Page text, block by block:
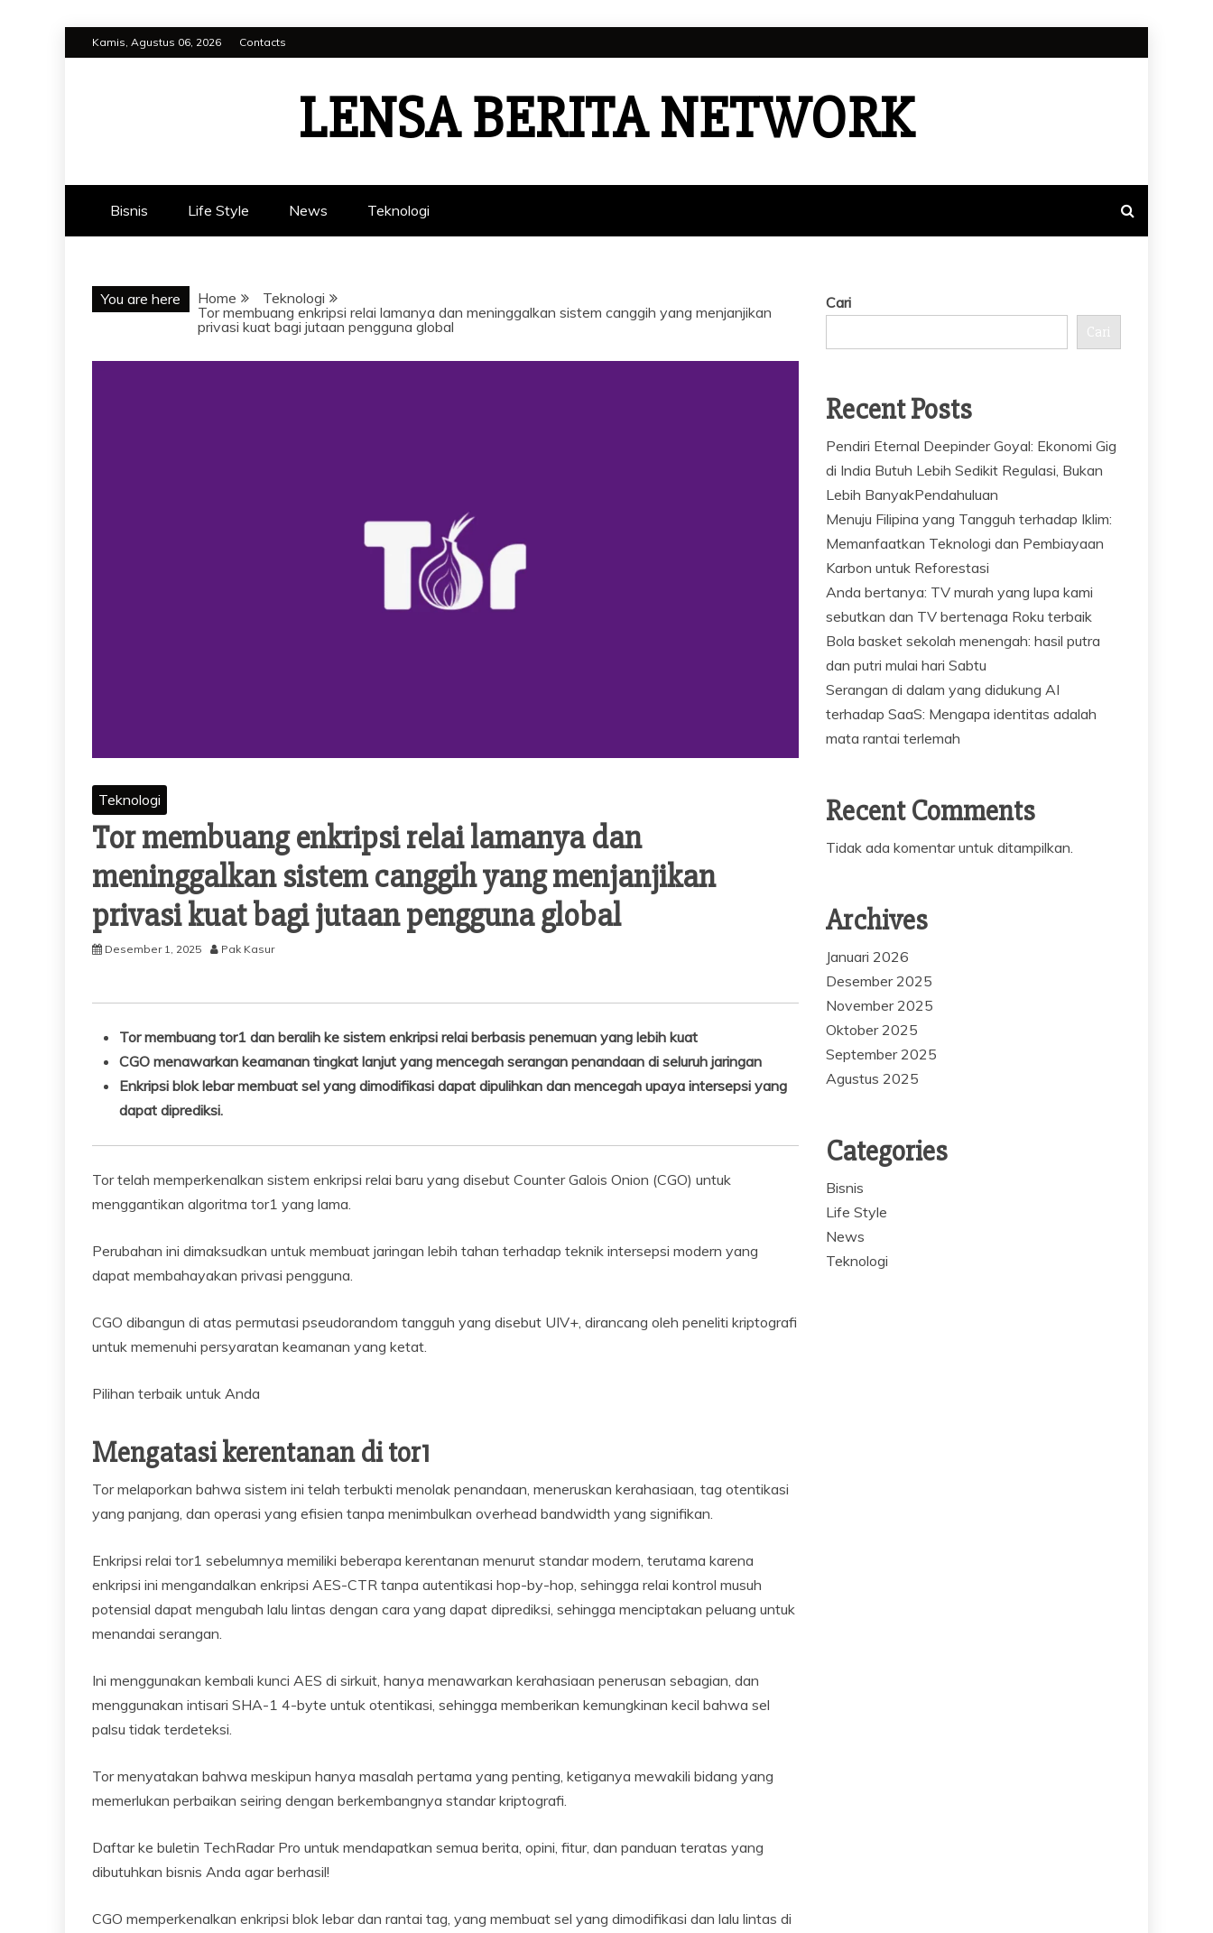
to
Kamis, Agustus 06, 2026 Contacts
LENSA BERITA NETWORK
Bisnis Life Style News Teknologi
You are here Home
Teknologi
Tor membuang enkripsi relai lamanya dan meninggalkan sistem canggih yang menjanjikan
privasi kuat bagi jutaan pengguna global
Teknologi
Tor membuang enkripsi relai lamanya dan
meninggalkan sistem canggih yang menjanjikan
privasi kuat bagi jutaan pengguna global
Desember 1, 2025 Pak Kasur
Tor membuang tor1 dan beralih ke sistem enkripsi relai berbasis penemuan yang lebih kuat
CGO menawarkan keamanan tingkat lanjut yang mencegah serangan penandaan di seluruh jaringan
Enkripsi blok lebar membuat sel yang dimodifikasi dapat dipulihkan dan mencegah upaya intersepsi yang
dapat diprediksi.
Tor telah memperkenalkan sistem enkripsi relai baru yang disebut Counter Galois Onion (CGO) untuk
menggantikan algoritma tor1 yang lama.
Perubahan ini dimaksudkan untuk membuat jaringan lebih tahan terhadap teknik intersepsi modern yang
dapat membahayakan privasi pengguna.
CGO dibangun di atas permutasi pseudorandom tangguh yang disebut UIV+, dirancang oleh peneliti kriptografi
untuk memenuhi persyaratan keamanan yang ketat.
Pilihan terbaik untuk Anda
Mengatasi kerentanan di tor1
Tor melaporkan bahwa sistem ini telah terbukti menolak penandaan, meneruskan kerahasiaan, tag otentikasi
yang panjang, dan operasi yang efisien tanpa menimbulkan overhead bandwidth yang signifikan.
Enkripsi relai tor1 sebelumnya memiliki beberapa kerentanan menurut standar modern, terutama karena
enkripsi ini mengandalkan enkripsi AES-CTR tanpa autentikasi hop-by-hop, sehingga relai kontrol musuh
potensial dapat mengubah lalu lintas dengan cara yang dapat diprediksi, sehingga menciptakan peluang untuk
menandai serangan.
Ini menggunakan kembali kunci AES di sirkuit, hanya menawarkan kerahasiaan penerusan sebagian, dan
menggunakan intisari SHA-1 4-byte untuk otentikasi, sehingga memberikan kemungkinan kecil bahwa sel
palsu tidak terdeteksi.
Tor menyatakan bahwa meskipun hanya masalah pertama yang penting, ketiganya mewakili bidang yang
memerlukan perbaikan seiring dengan berkembangnya standar kriptografi.
Daftar ke buletin TechRadar Pro untuk mendapatkan semua berita, opini, fitur, dan panduan teratas yang
dibutuhkan bisnis Anda agar berhasil!
CGO memperkenalkan enkripsi blok lebar dan rantai tag, yang membuat sel yang dimodifikasi dan lalu lintas di
Cari
Cari
Recent Posts
Pendiri Eternal Deepinder Goyal: Ekonomi Gig
di India Butuh Lebih Sedikit Regulasi, Bukan
Lebih BanyakPendahuluan
Menuju Filipina yang Tangguh terhadap Iklim:
Memanfaatkan Teknologi dan Pembiayaan
Karbon untuk Reforestasi
Anda bertanya: TV murah yang lupa kami
sebutkan dan TV bertenaga Roku terbaik
Bola basket sekolah menengah: hasil putra
dan putri mulai hari Sabtu
Serangan di dalam yang didukung AI
terhadap SaaS: Mengapa identitas adalah
mata rantai terlemah
Recent Comments
Tidak ada komentar untuk ditampilkan.
Archives
Januari 2026
Desember 2025
November 2025
Oktober 2025
September 2025
Agustus 2025
Categories
Bisnis
Life Style
News
Teknologi